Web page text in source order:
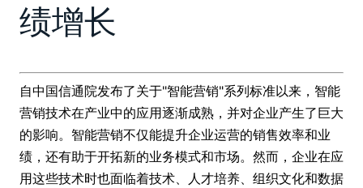
绩增长
自中国信通院发布了关于"智能营销"系列标准以来，智能
营销技术在产业中的应用逐渐成熟，并对企业产生了巨大
的影响。智能营销不仅能提升企业运营的销售效率和业
绩，还有助于开拓新的业务模式和市场。然而，企业在应
用这些技术时也面临着技术、人才培养、组织文化和数据